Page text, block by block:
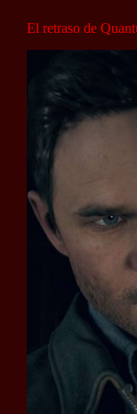
El retraso de